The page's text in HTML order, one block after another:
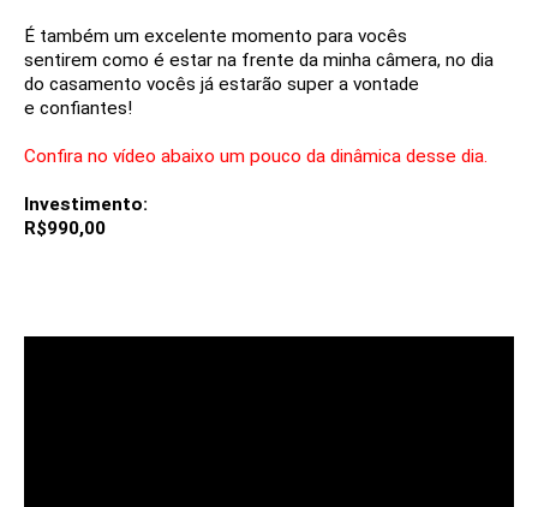
É também um excelente momento para vocês
sentirem como é estar na frente da minha câmera, no dia
do casamento vocês já estarão super a vontade
e confiantes!
Confira no vídeo abaixo um pouco da dinâmica desse dia.
Investimento:
R$990,00